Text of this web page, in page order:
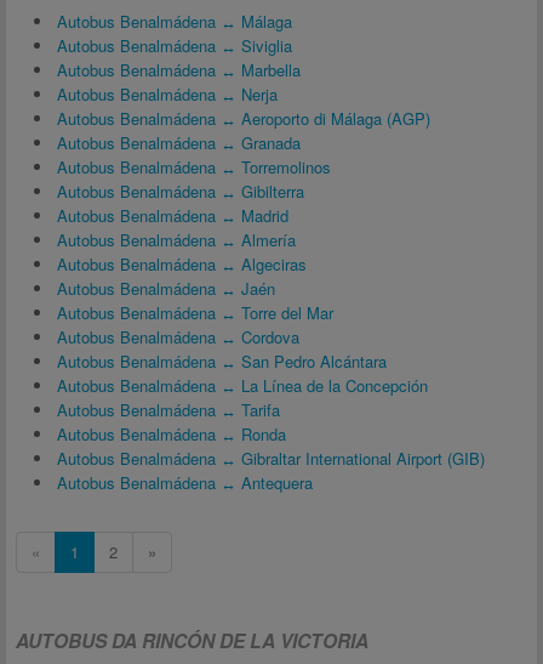
Autobus Benalmádena ↔ Málaga
Autobus Benalmádena ↔ Siviglia
Autobus Benalmádena ↔ Marbella
Autobus Benalmádena ↔ Nerja
Autobus Benalmádena ↔ Aeroporto di Málaga (AGP)
Autobus Benalmádena ↔ Granada
Autobus Benalmádena ↔ Torremolinos
Autobus Benalmádena ↔ Gibilterra
Autobus Benalmádena ↔ Madrid
Autobus Benalmádena ↔ Almería
Autobus Benalmádena ↔ Algeciras
Autobus Benalmádena ↔ Jaén
Autobus Benalmádena ↔ Torre del Mar
Autobus Benalmádena ↔ Cordova
Autobus Benalmádena ↔ San Pedro Alcántara
Autobus Benalmádena ↔ La Línea de la Concepción
Autobus Benalmádena ↔ Tarifa
Autobus Benalmádena ↔ Ronda
Autobus Benalmádena ↔ Gibraltar International Airport (GIB)
Autobus Benalmádena ↔ Antequera
« 1 2 »
AUTOBUS DA RINCÓN DE LA VICTORIA